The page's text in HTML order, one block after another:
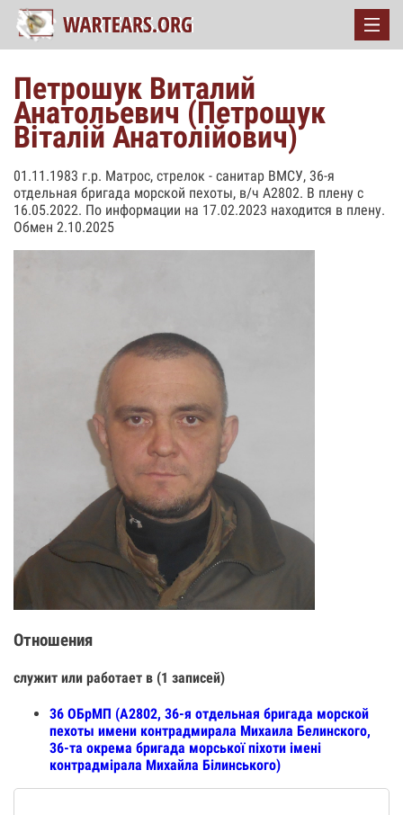
Петрошук Виталий
Анатольевич (Петрошук
Вiталiй Анатолiйович)
01.11.1983 г.р. Матрос, стрелок - санитар ВМСУ, 36-я
отдельная бригада морской пехоты, в/ч А2802. В плену с
16.05.2022. По информации на 17.02.2023 находится в плену.
Обмен 2.10.2025
Отношения
служит или работает в (1 записей)
36 ОБрМП (А2802, 36-я отдельная бригада морской
пехоты имени контрадмирала Михаила Белинского,
36-та окрема бригада морської піхоти імені
контрадмірала Михайла Білинського)